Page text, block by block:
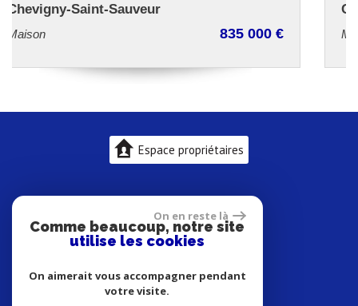
€
Chevigny-Saint-Sauveur
459 000
Espace propriétaires
On en reste là
Comme beaucoup, notre site
utilise les cookies
On aimerait vous accompagner pendant
votre visite.